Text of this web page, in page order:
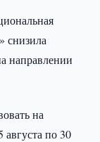
снизила
направлении
на
по 30